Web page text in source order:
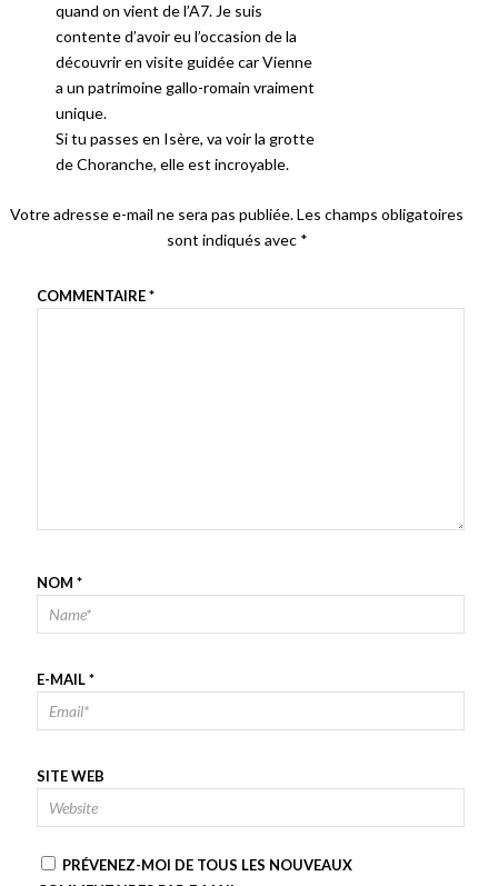
quand on vient de l’A7. Je suis
contente d’avoir eu l’occasion de la
découvrir en visite guidée car Vienne
a un patrimoine gallo-romain vraiment
unique.
Si tu passes en Isère, va voir la grotte
de Choranche, elle est incroyable.
Votre adresse e-mail ne sera pas publiée.Les champs obligatoires
sont indiqués avec *
COMMENTAIRE*
NOM *
E-MAIL*
SITE WEB
PRÉVENEZ-MOI DE TOUS LES NOUVEAUX